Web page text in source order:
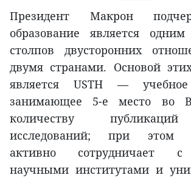
Президент Макрон
образование является
столпов двусторонних
двумя странами. Основой
является USTH — учебное
занимающее 5-е место во
количеству
исследований; при этом
активно сотрудничает
научными институтами и